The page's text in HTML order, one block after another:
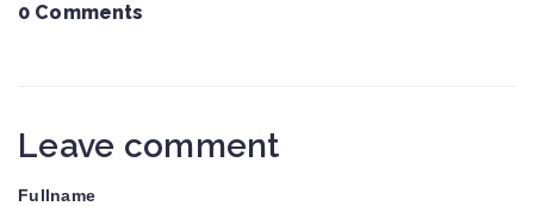
0 Comments
Leave comment
Fullname